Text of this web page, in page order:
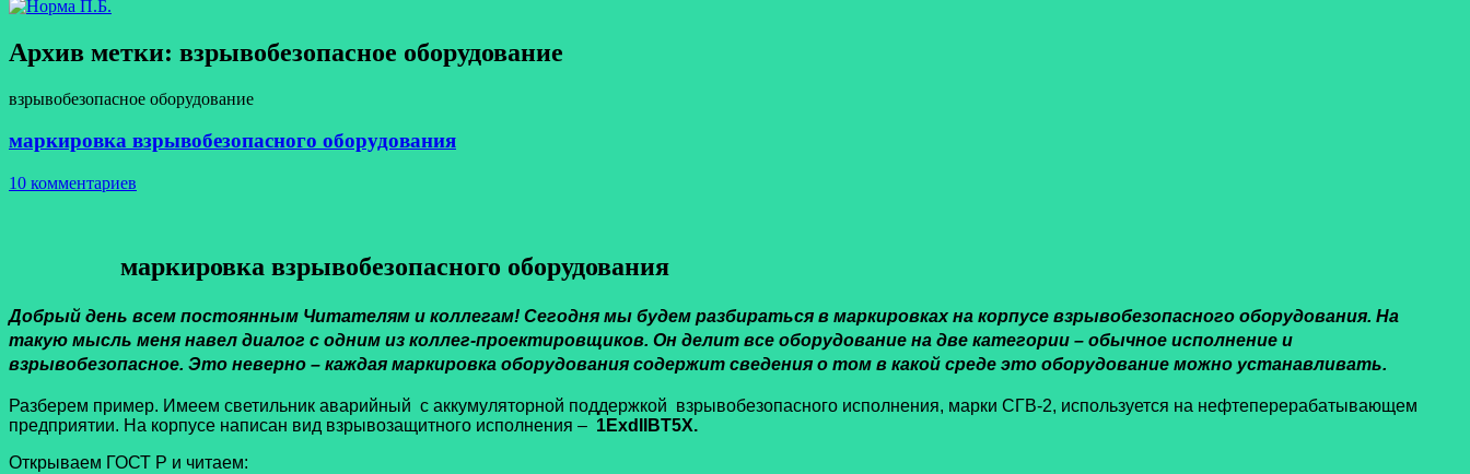
Архив метки: взрывобезопасное оборудование
взрывобезопасное оборудование
маркировка взрывобезопасного оборудования
10 комментариев
маркировка взрывобезопасного оборудования
Добрый день всем постоянным Читателям и коллегам! Сегодня мы будем разбираться в маркировках на корпусе взрывобезопасного оборудования. На
такую мысль меня навел диалог с одним из коллег-проектировщиков. Он делит все оборудование на две категории – обычное исполнение и
взрывобезопасное. Это неверно – каждая маркировка оборудования содержит сведения о том в какой среде это оборудование можно устанавливать.
Разберем пример. Имеем светильник аварийный с аккумуляторной поддержкой взрывобезопасного исполнения, марки СГВ-2, используется на нефтеперерабатывающем
предприятии. На корпусе написан вид взрывозащитного исполнения – 1ExdIIBT5X.
Открываем ГОСТ Р и читаем: